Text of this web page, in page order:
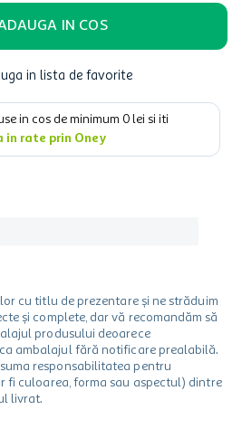
IN COS
in lista de favorite
in cos de minimum 0 lei si iti
in rate prin Oney
cu titlu de prezentare și ne străduim
și complete, dar vă recomandăm să
produsului deoarece
ambalajul fără notificare prealabilă.
responsabilitatea pentru
fi culoarea, forma sau aspectul) dintre
livrat.